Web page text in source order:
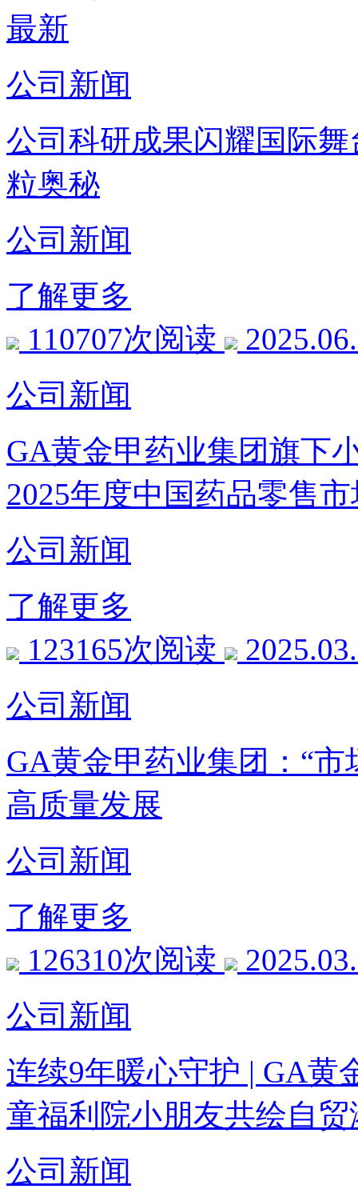
最新
公司新闻
公司科研成果闪耀国际
粒奥秘
公司新闻
了解更多
110707次阅读
公司新闻
GA黄金甲药业集团旗下
2025年度中国药品零售
公司新闻
了解更多
123165次阅读
公司新闻
GA黄金甲药业集团：“
高质量发展
公司新闻
了解更多
126310次阅读
公司新闻
连续9年暖心守护 | GA黄
童福利院小朋友共绘自贸
公司新闻